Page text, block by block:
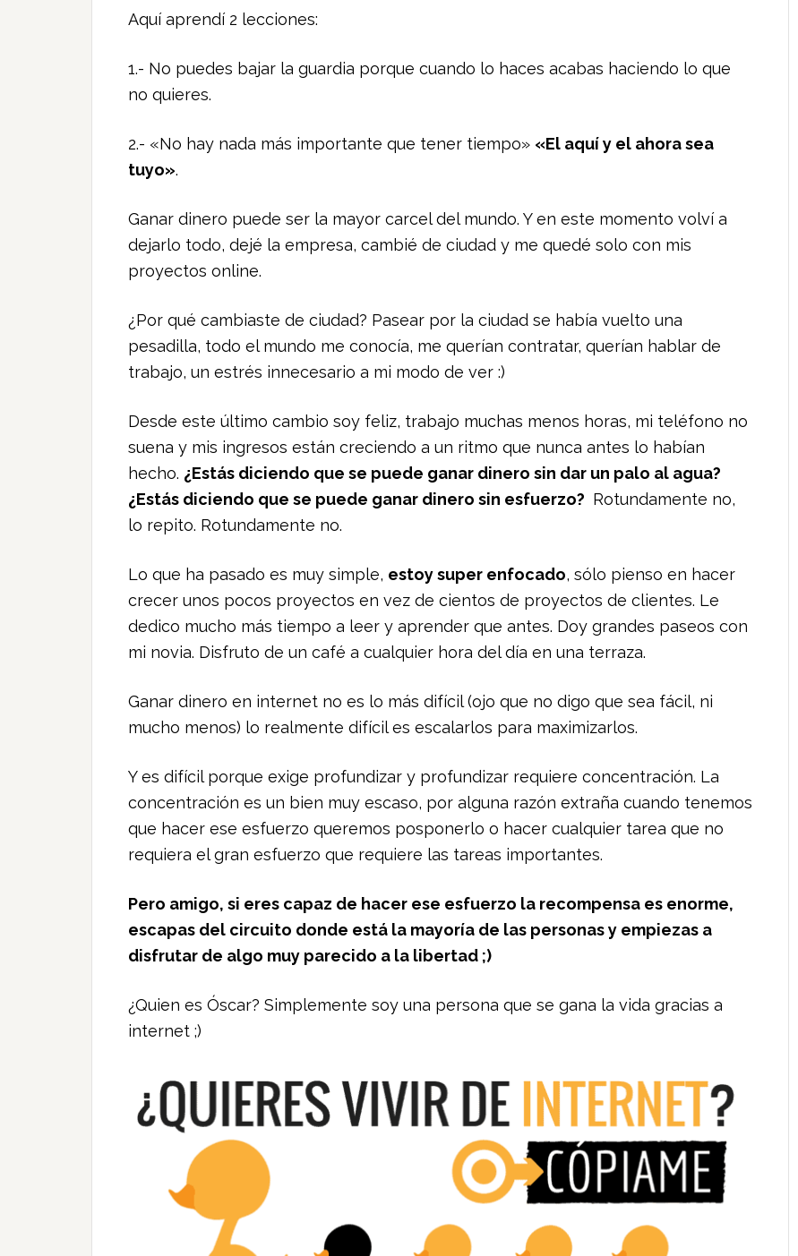
Aquí aprendí 2 lecciones:
1.- No puedes bajar la guardia porque cuando lo haces acabas haciendo lo que
no quieres.
2.- «No hay nada más importante que tener tiempo» «El aquí y el ahora sea
tuyo».
Ganar dinero puede ser la mayor carcel del mundo. Y en este momento volví a
dejarlo todo, dejé la empresa, cambié de ciudad y me quedé solo con mis
proyectos online.
¿Por qué cambiaste de ciudad? Pasear por la ciudad se había vuelto una
pesadilla, todo el mundo me conocía, me querían contratar, querían hablar de
trabajo, un estrés innecesario a mi modo de ver :)
Desde este último cambio soy feliz, trabajo muchas menos horas, mi teléfono no
suena y mis ingresos están creciendo a un ritmo que nunca antes lo habían
hecho. ¿Estás diciendo que se puede ganar dinero sin dar un palo al agua?
¿Estás diciendo que se puede ganar dinero sin esfuerzo? Rotundamente no,
lo repito. Rotundamente no.
Lo que ha pasado es muy simple, estoy super enfocado, sólo pienso en hacer
crecer unos pocos proyectos en vez de cientos de proyectos de clientes. Le
dedico mucho más tiempo a leer y aprender que antes. Doy grandes paseos con
mi novia. Disfruto de un café a cualquier hora del día en una terraza.
Ganar dinero en internet no es lo más difícil (ojo que no digo que sea fácil, ni
mucho menos) lo realmente difícil es escalarlos para maximizarlos.
Y es difícil porque exige profundizar y profundizar requiere concentración. La
concentración es un bien muy escaso, por alguna razón extraña cuando tenemos
que hacer ese esfuerzo queremos posponerlo o hacer cualquier tarea que no
requiera el gran esfuerzo que requiere las tareas importantes.
Pero amigo, si eres capaz de hacer ese esfuerzo la recompensa es enorme,
escapas del circuito donde está la mayoría de las personas y empiezas a
disfrutar de algo muy parecido a la libertad ;)
¿Quien es Óscar? Simplemente soy una persona que se gana la vida gracias a
internet ;)